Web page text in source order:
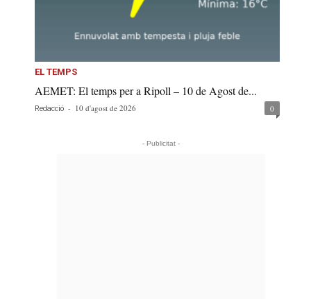
EL TEMPS
AEMET: El temps per a Ripoll – 10 de Agost de...
Redacció - 10 d'agost de 2026 0
- Publicitat -